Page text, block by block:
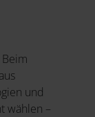
und
wählen –